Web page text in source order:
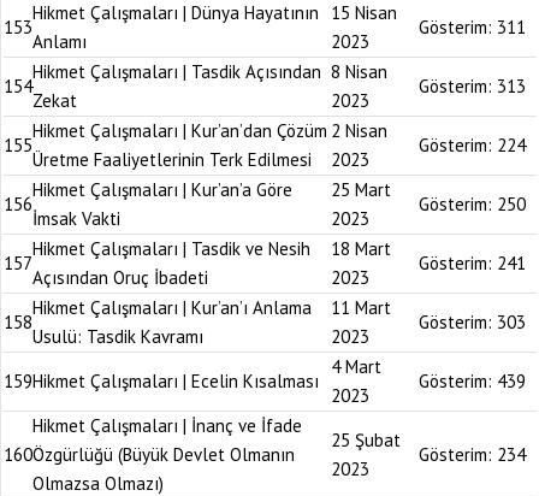
153
Hikmet Çalışmaları | Dünya Hayatının
Anlamı
15 Nisan
2023
Gösterim: 311
154
Hikmet Çalışmaları | Tasdik Açısından
Zekat
8 Nisan
2023
Gösterim: 313
155
Hikmet Çalışmaları | Kur’an’dan Çözüm
Üretme Faaliyetlerinin Terk Edilmesi
2 Nisan
2023
Gösterim: 224
156
Hikmet Çalışmaları | Kur’an’a Göre
İmsak Vakti
25 Mart
2023
Gösterim: 250
157
Hikmet Çalışmaları | Tasdik ve Nesih
Açısından Oruç İbadeti
18 Mart
2023
Gösterim: 241
158
Hikmet Çalışmaları | Kur’an’ı Anlama
Usulü: Tasdik Kavramı
11 Mart
2023
Gösterim: 303
159Hikmet Çalışmaları | Ecelin Kısalması
4 Mart
2023
Gösterim: 439
160
Hikmet Çalışmaları | İnanç ve İfade
Özgürlüğü (Büyük Devlet Olmanın
Olmazsa Olmazı)
25 Şubat
2023
Gösterim: 234